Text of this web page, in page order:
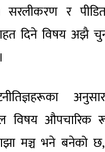
सरलीकरण र
दिने विषय अझै
विषय औपचारिक
मञ्च भने बनेको